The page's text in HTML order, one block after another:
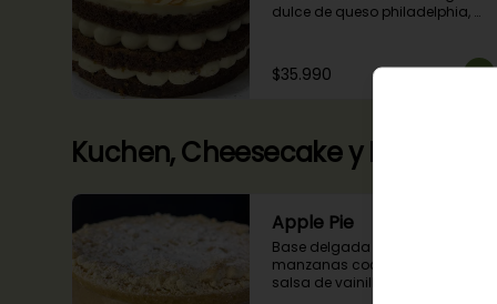
dulce de queso philadelphia,
$35.990
Kuchen, Cheesecake y Pie
Apple Pie
Base delgada rellena de
manzanas cocidas en una
salsa de vainilla y canela con